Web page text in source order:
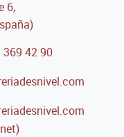
6,
369 42 90